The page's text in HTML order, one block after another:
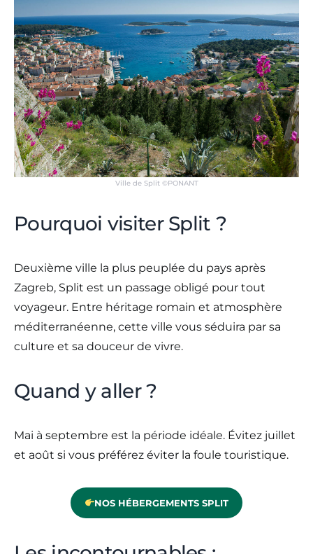
Ville de Split ©PONANT
Pourquoi visiter Split ?
Deuxième ville la plus peuplée du pays après
Zagreb, Split est un passage obligé pour tout
voyageur. Entre héritage romain et atmosphère
méditerranéenne, cette ville vous séduira par sa
culture et sa douceur de vivre.
Quand y aller ?
Mai à septembre est la période idéale. Évitez juillet
et août si vous préférez éviter la foule touristique.
NOS HÉBERGEMENTS SPLIT